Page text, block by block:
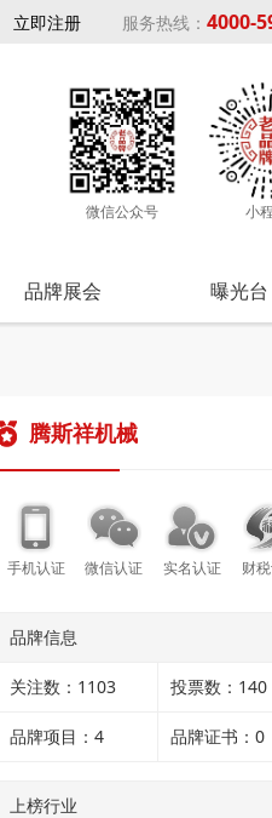
立即注册 服务热线： 4000-
微信公众号 小
品牌展会 曝光台
腾斯祥机械
手机认证 微信认证 实名认证 财
品牌信息
关注数：1103 投票数：140
品牌项目：4 品牌证书：0
上榜行业